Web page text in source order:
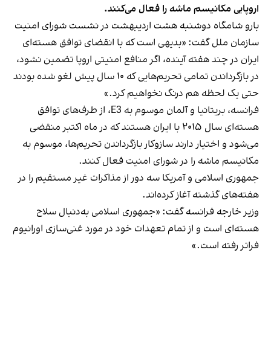
اروپایی مکانیسم ماشه را فعال می‌کنند.
بارو شامگاه دوشنبه هشت اردیبهشت در نشست شورای امنیت
سازمان ملل گفت: «بدیهی‌ است که با انقضای توافق هسته‌ای
ایران در چند هفته آینده، اگر منافع امنیتی اروپا تضمین نشود،
در بازگرداندن تمامی تحریم‌هایی که ۱۰ سال پیش لغو شده بودند
حتی یک لحظه هم درنگ نخواهیم کرد.»
فرانسه، بریتانیا و آلمان موسوم به E3، از طرف‌های توافق
هسته‌ای سال ۲۰۱۵ با ایران هستند که در ماه اکتبر منقضی
می‌شود و اختیار دارند سازوکار بازگرداندن تحریم‌ها، موسوم به
مکانیسم ماشه را در شورای امنیت فعال کنند.
جمهوری اسلامی و آمریکا سه دور از مذاکرات غیر مستقیم را در
هفته‌های گذشته آغاز کرده‌اند.
وزیر خارجه فرانسه گفت: «جمهوری اسلامی به‌دنبال سلاح
هسته‌ای است و از تمام تعهدات خود در مورد غنی‌سازی اورانیوم
فراتر رفته است.»